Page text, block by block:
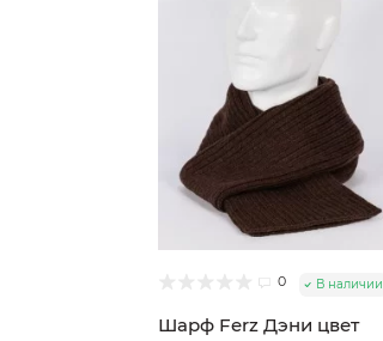
0 В наличии
Шарф Ferz Дэни цвет